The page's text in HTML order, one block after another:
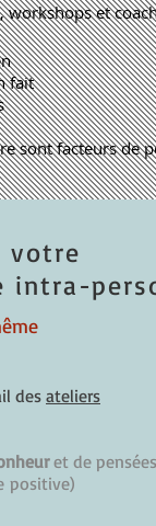
workshops et
fait
sont facteurs de
votre
intra-
des ateliers
et de
positive)